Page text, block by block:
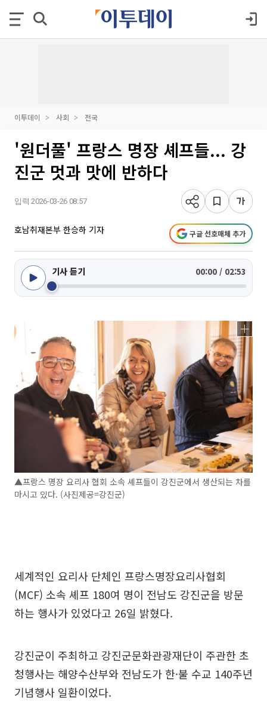
이투데이 사회 전국
'원더풀' 프랑스 명장 셰프들... 강
진군 멋과 맛에 반하다
입력 2026-03-26 08:57
호남취재본부 한승하 기자 구글 선호매체 추가
기사 듣기 00:00 / 02:53
▲프랑스 명장 요리사 협회 소속 셰프들이 강진군에서 생산되는 차를
마시고 있다. (사진제공=강진군)
세계적인 요리사 단체인 프랑스명장요리사협회
(MCF) 소속 셰프 180여 명이 전남도 강진군을 방문
하는 행사가 있었다고 26일 밝혔다.
강진군이 주최하고 강진군문화관광재단이 주관한 초
청행사는 해양수산부와 전남도가 한·불 수교 140주년
기념행사 일환이었다.